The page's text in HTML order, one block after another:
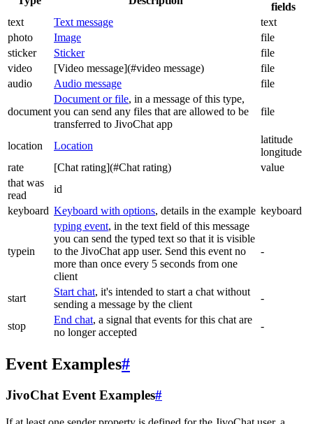
fields
text
Text message
text
photo
Image
file
sticker
Sticker
file
video
[Video message](#video message)
file
audio
Audio message file
document
Document or file, in a message of this type,
you can send any files that are allowed to be
transferred to JivoChat app
file
location Location
latitude
longitude
rate
[Chat rating](#Chat rating)
value
that was
read
id
keyboard Keyboard with options, details in the example keyboard
typein
typing event, in the text field of this message
you can send the typed text so that it is visible
to the JivoChat app user. Send this event no
more than once every 5 seconds from one
client
-
start
Start chat, it's intended to start a chat without
sending a message by the client
-
stop
End chat, a signal that events for this chat are
no longer accepted
-
Event Examples#
JivoChat Event Examples#